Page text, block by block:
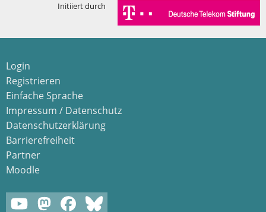
Initiiert durch
Login
Registrieren
Einfache Sprache
Impressum / Datenschutz
Datenschutzerklärung
Barrierefreiheit
Partner
Moodle